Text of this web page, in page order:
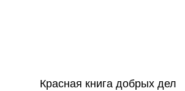
Красная книга добрых дел